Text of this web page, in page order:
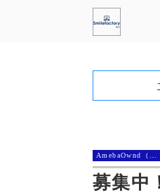
募集中